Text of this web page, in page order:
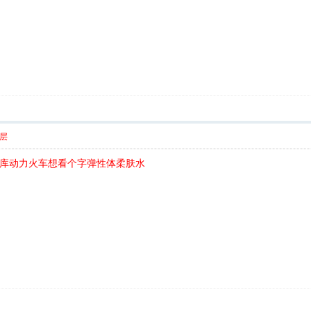
动力火车想看个字弹性体柔肤水